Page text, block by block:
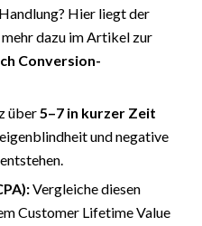
Hier liegt der
dazu im Artikel zur
Conversion-
über5–7 in kurzer Zeit
und negative
Vergleiche diesen
Customer Lifetime Value